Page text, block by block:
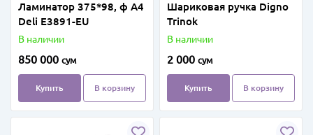
Ламинатор 375*98, ф А4
Deli E3891-EU
В наличии
850 000 сум
Купить В корзину
Шариковая ручка Digno
Trinok
В наличии
2 000 сум
Купить В корзину